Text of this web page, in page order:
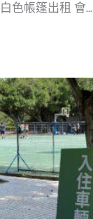
色帳篷出租 會...